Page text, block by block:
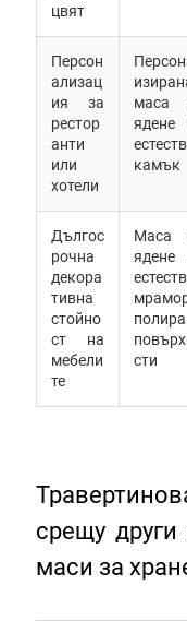
цвят
Персон
ализац
ия за
рестор
анти
или
хотели
маса
ядене
камък
Дългос
рочна
декора
тивна
стойно
ст на
мебели
те
Маса
ядене
сти
срещу
маси за